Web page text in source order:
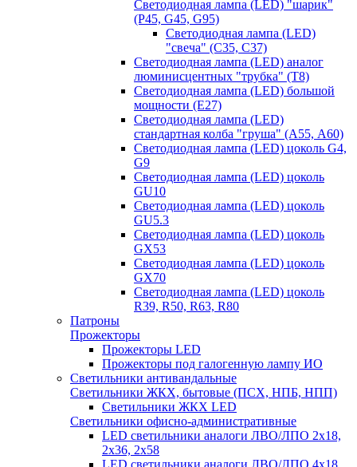
Светодиодная лампа (LED) "шарик"
(P45, G45, G95)
Светодиодная лампа (LED)
"свеча" (С35, С37)
Светодиодная лампа (LED) аналог
люминисцентных "трубка" (T8)
Светодиодная лампа (LED) большой
мощности (Е27)
Светодиодная лампа (LED)
стандартная колба "груша" (А55, А60)
Светодиодная лампа (LED) цоколь G4,
G9
Светодиодная лампа (LED) цоколь
GU10
Светодиодная лампа (LED) цоколь
GU5.3
Светодиодная лампа (LED) цоколь
GX53
Светодиодная лампа (LED) цоколь
GX70
Светодиодная лампа (LED) цоколь
R39, R50, R63, R80
Патроны
Прожекторы
Прожекторы LED
Прожекторы под галогенную лампу ИО
Светильники антивандальные
Светильники ЖКХ, бытовые (ПСХ, НПБ, НПП)
Светильники ЖКХ LED
Светильники офисно-административные
LED светильники аналоги ЛВО/ЛПО 2х18,
2х36, 2х58
LED светильники аналоги ЛВО/ЛПО 4х18